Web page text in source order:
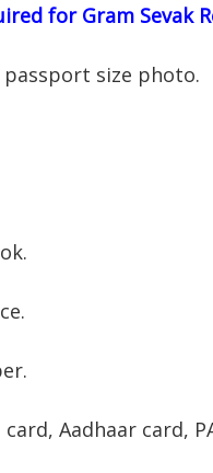
for Gram Sevak
size photo.
Aadhaar card,